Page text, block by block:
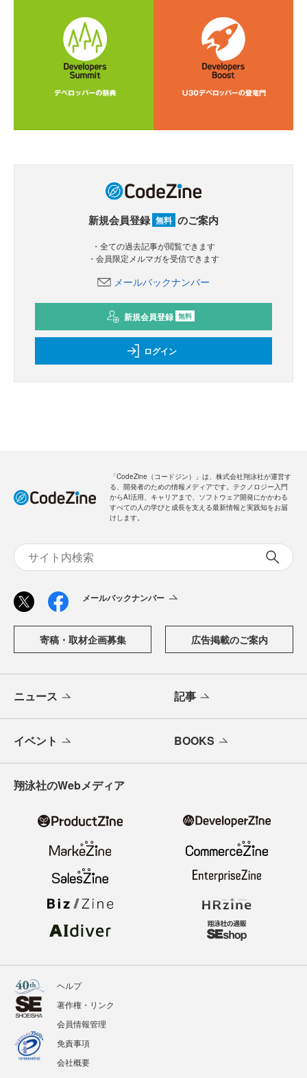
新規会員登録 無料 のご案内
・全ての過去記事が閲覧できます
・会員限定メルマガを受信できます
メールバックナンバー
新規会員登録 無料
ログイン
「CodeZine（コードジン）」は、株式会社翔泳社が運営す
る、開発者のための情報メディアです。テクノロジー入門
からAI活用、キャリアまで、ソフトウェア開発にかかわる
すべての人の学びと成長を支える最新情報と実践知をお届
けします。
メールバックナンバー
寄稿・取材企画募集 広告掲載のご案内
ニュース 記事
イベント BOOKS
翔泳社のWebメディア
ヘルプ
著作権・リンク
会員情報管理
免責事項
会社概要